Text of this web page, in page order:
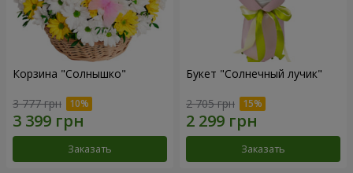
Корзина "Солнышко"
3 777 грн
Заказать
Букет "Солнечный лучик"
2 705 грн
Заказать